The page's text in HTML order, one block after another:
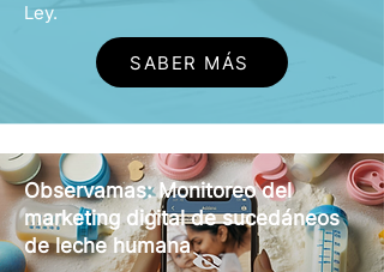
Ley.
SABER MÁS
Observamas: Monitoreo del
marketing digital de sucedáneos
de leche humana